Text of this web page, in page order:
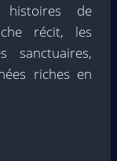
de
récit, les
sanctuaires,
riches en